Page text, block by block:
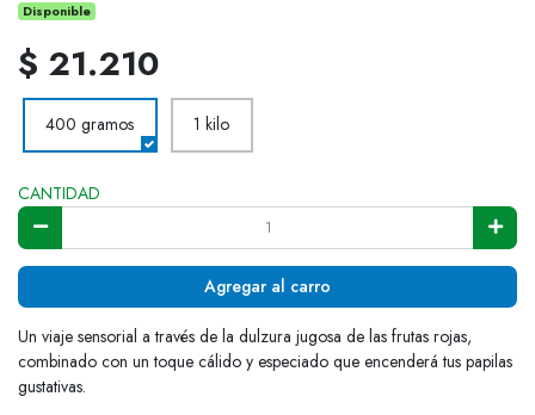
Disponible
$ 21.210
400 gramos 1 kilo
CANTIDAD
Agregar al carro
Un viaje sensorial a través de la dulzura jugosa de las frutas rojas,
combinado con un toque cálido y especiado que encenderá tus papilas
gustativas.